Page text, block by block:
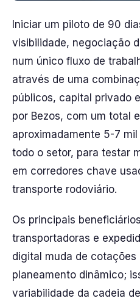
Iniciar um piloto de 90
visibilidade, negociação
num único fluxo de
através de uma
públicos, capital privado
por Bezos, com um total
aproximadamente 5-7
todo o setor, para testar
em corredores chave
transporte rodoviário.
Os principais
transportadoras e
digital muda de cotações
planeamento dinâmico;
variabilidade da cadeia